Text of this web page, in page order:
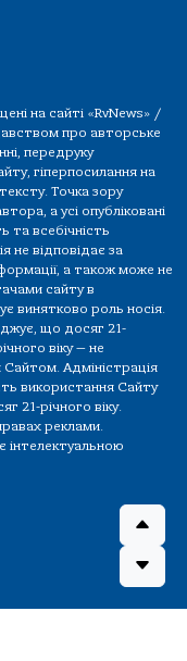
на сайті «RvNews» /
про авторське
передруку
гіперпосилання на
Точка зору
а усі опубліковані
та всебічність
не відповідає за
а також може не
сайту в
винятково роль носія.
що досяг 21-
віку — не
Адміністрація
використання Сайту
21-річного віку.
реклами.
інтелектуальною